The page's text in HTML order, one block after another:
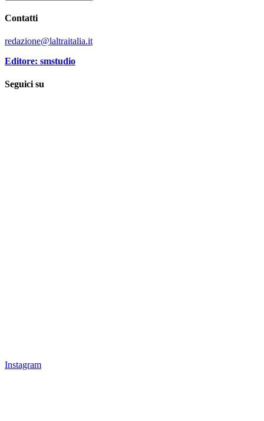
Contatti
redazione@laltraitalia.it
Editore: smstudio
Seguici su
Instagram